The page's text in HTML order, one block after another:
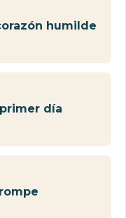
humilde
día